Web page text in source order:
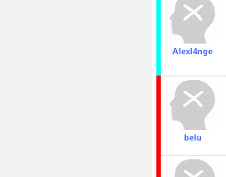
Alexl4nge
belu